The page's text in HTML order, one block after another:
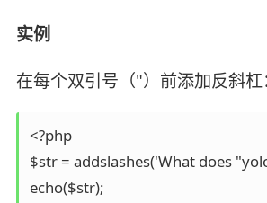
实例
在每个双引号（"）前添加反斜杠：
<?php
$str = addslashes('What does
echo($str);